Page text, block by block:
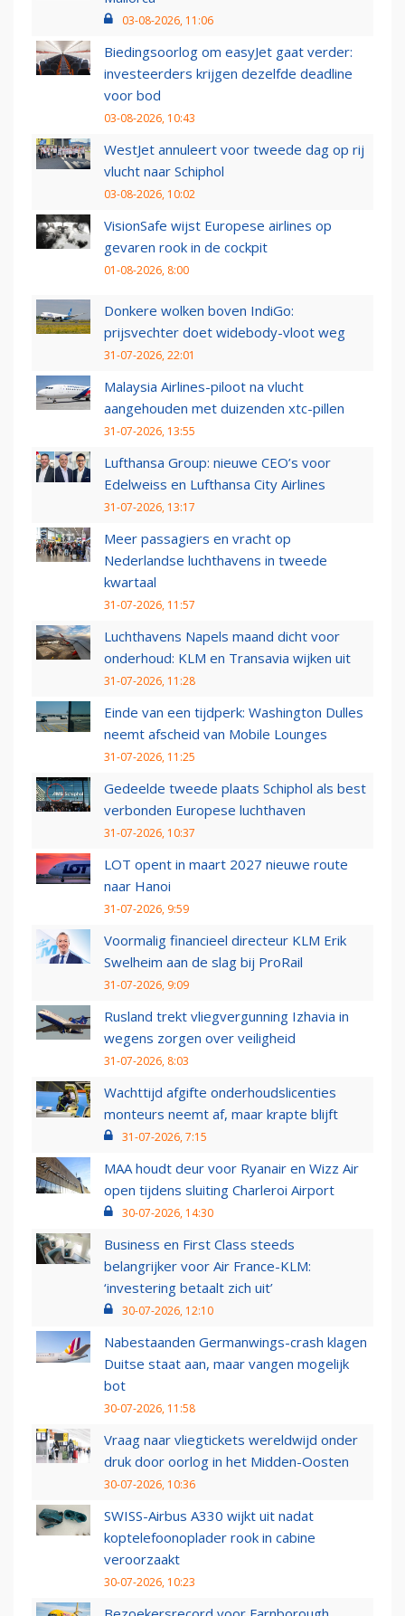
03-08-2026, 11:06
Biedingsoorlog om easyJet gaat verder:
investeerders krijgen dezelfde deadline
voor bod
03-08-2026, 10:43
WestJet annuleert voor tweede dag op rij
vlucht naar Schiphol
03-08-2026, 10:02
VisionSafe wijst Europese airlines op
gevaren rook in de cockpit
01-08-2026, 8:00
Donkere wolken boven IndiGo:
prijsvechter doet widebody-vloot weg
31-07-2026, 22:01
Malaysia Airlines-piloot na vlucht
aangehouden met duizenden xtc-pillen
31-07-2026, 13:55
Lufthansa Group: nieuwe CEO’s voor
Edelweiss en Lufthansa City Airlines
31-07-2026, 13:17
Meer passagiers en vracht op
Nederlandse luchthavens in tweede
kwartaal
31-07-2026, 11:57
Luchthavens Napels maand dicht voor
onderhoud: KLM en Transavia wijken uit
31-07-2026, 11:28
Einde van een tijdperk: Washington Dulles
neemt afscheid van Mobile Lounges
31-07-2026, 11:25
Gedeelde tweede plaats Schiphol als best
verbonden Europese luchthaven
31-07-2026, 10:37
LOT opent in maart 2027 nieuwe route
naar Hanoi
31-07-2026, 9:59
Voormalig financieel directeur KLM Erik
Swelheim aan de slag bij ProRail
31-07-2026, 9:09
Rusland trekt vliegvergunning Izhavia in
wegens zorgen over veiligheid
31-07-2026, 8:03
Wachttijd afgifte onderhoudslicenties
monteurs neemt af, maar krapte blijft
31-07-2026, 7:15
MAA houdt deur voor Ryanair en Wizz Air
open tijdens sluiting Charleroi Airport
30-07-2026, 14:30
Business en First Class steeds
belangrijker voor Air France-KLM:
‘investering betaalt zich uit’
30-07-2026, 12:10
Nabestaanden Germanwings-crash klagen
Duitse staat aan, maar vangen mogelijk
bot
30-07-2026, 11:58
Vraag naar vliegtickets wereldwijd onder
druk door oorlog in het Midden-Oosten
30-07-2026, 10:36
SWISS-Airbus A330 wijkt uit nadat
koptelefoonoplader rook in cabine
veroorzaakt
30-07-2026, 10:23